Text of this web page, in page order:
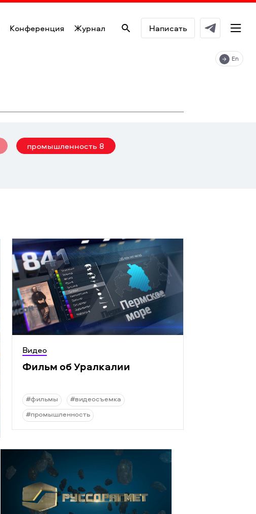
Написать
Конференция Журнал
En
промышленность 8
Видео
Фильм об Уралкалии
#фильмы
#видеосъемка
#промышленность